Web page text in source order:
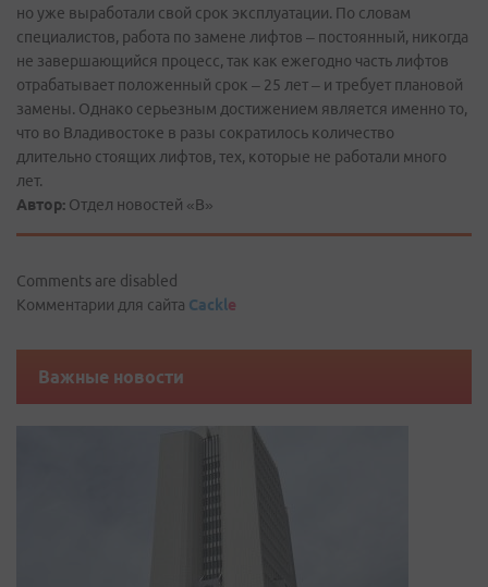
но уже выработали свой срок эксплуатации. По словам
специалистов, работа по замене лифтов – постоянный, никогда
не завершающийся процесс, так как ежегодно часть лифтов
отрабатывает положенный срок – 25 лет – и требует плановой
замены. Однако серьезным достижением является именно то,
что во Владивостоке в разы сократилось количество
длительно стоящих лифтов, тех, которые не работали много
лет.
Автор: Отдел новостей «В»
Comments are disabled
Комментарии для сайта Cackle
Важные новости